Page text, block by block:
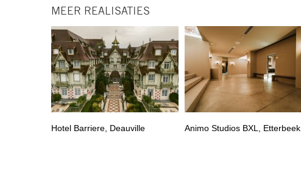
MEER REALISATIES
Hotel Barriere, Deauville Animo Studios BXL, Etterbeek